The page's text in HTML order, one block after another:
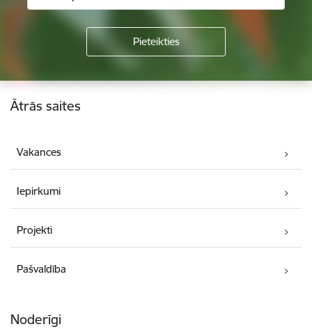
Kājene
Ātrās saites
Vakances
Iepirkumi
Projekti
Pašvaldība
Noderīgi